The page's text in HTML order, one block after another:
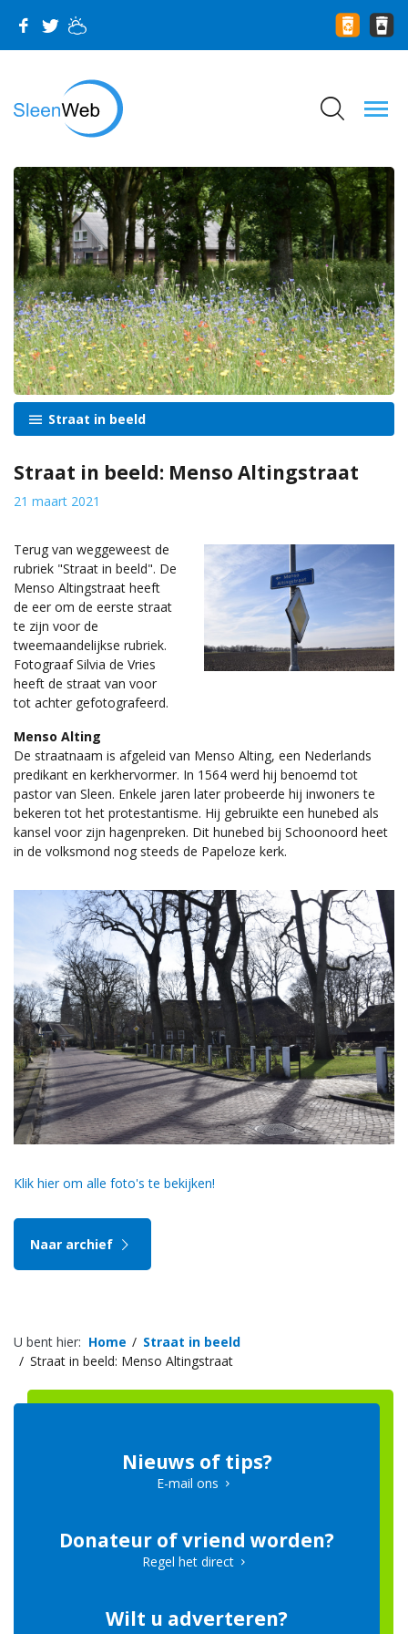
Straat in beeld
Straat in beeld: Menso Altingstraat
21 maart 2021
Terug van weggeweest de
rubriek "Straat in beeld". De
Menso Altingstraat heeft
de eer om de eerste straat
te zijn voor de
tweemaandelijkse rubriek.
Fotograaf Silvia de Vries
heeft de straat van voor
tot achter gefotografeerd.
Menso Alting
De straatnaam is afgeleid van Menso Alting, een Nederlands
predikant en kerkhervormer. In 1564 werd hij benoemd tot
pastor van Sleen. Enkele jaren later probeerde hij inwoners te
bekeren tot het protestantisme. Hij gebruikte een hunebed als
kansel voor zijn hagenpreken. Dit hunebed bij Schoonoord heet
in de volksmond nog steeds de Papeloze kerk.
Klik hier om alle foto's te bekijken!
Naar archief
U bent hier: Home
Straat in beeld
Straat in beeld: Menso Altingstraat
Nieuws of tips?
E-mail ons
Donateur of vriend worden?
Regel het direct
Wilt u adverteren?